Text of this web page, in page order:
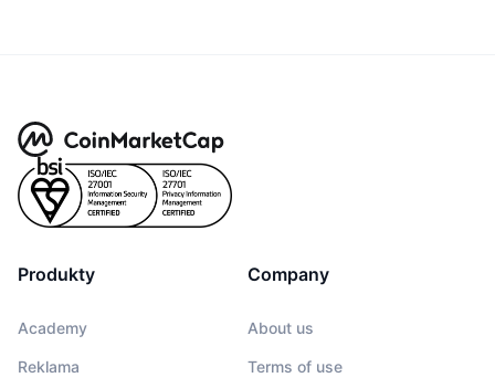
Produkty
Academy
Reklama
Company
About us
Terms of use